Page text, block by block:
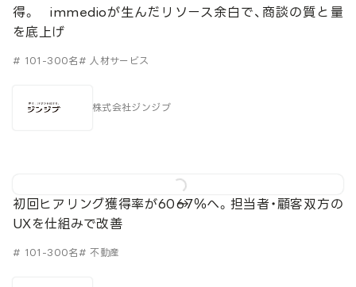
得。 immedioが生んだリソース余白で、商談の質と量
を底上げ
# 101-300名# 人材サービス
株式会社ジンジブ
初回ヒアリング獲得率が60→67％へ。担当者・顧客双方の
UXを仕組みで改善
# 101-300名# 不動産